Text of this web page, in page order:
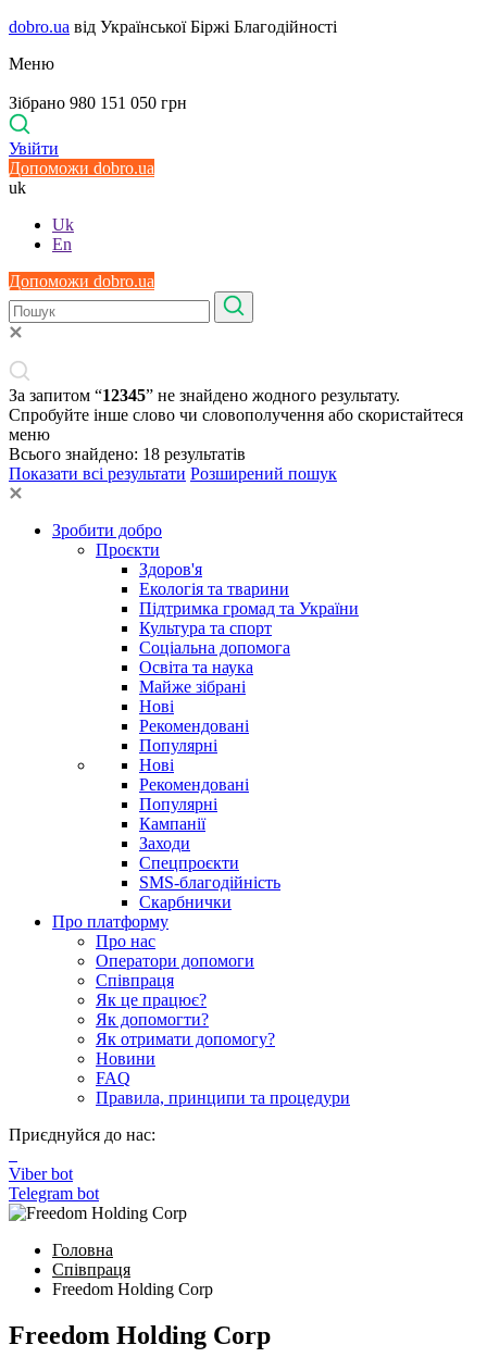
dobro.ua від Української Біржі Благодійності
Меню
Зібрано 980 151 050 грн
Увійти
Допоможи dobro.ua
uk
Uk
En
Допоможи dobro.ua
За запитом “12345” не знайдено жодного результату.
Спробуйте інше слово чи словополучення або скористайтеся
меню
Всього знайдено: 18 результатів
Показати всі результати Розширений пошук
Зробити добро
Проєкти
Здоров'я
Екологія та тварини
Підтримка громад та України
Культура та спорт
Соціальна допомога
Освіта та наука
Майже зібрані
Нові
Рекомендовані
Популярні
Нові
Рекомендовані
Популярні
Кампанії
Заходи
Спецпроєкти
SMS-благодійність
Скарбнички
Про платформу
Про нас
Оператори допомоги
Співпраця
Як це працює?
Як допомогти?
Як отримати допомогу?
Новини
FAQ
Правила, принципи та процедури
Приєднуйся до нас:
Viber bot
Telegram bot
Головна
Співпраця
Freedom Holding Corp
Freedom Holding Corp